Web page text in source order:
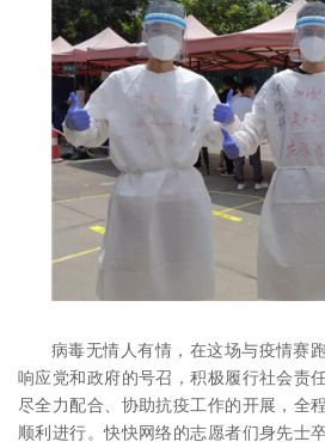
病毒无情人有情，在这场与疫情赛
响应党和政府的号召，积极履行社会责
尽全力配合、协助抗疫工作的开展，全
顺利进行。快快网络的志愿者们身先士